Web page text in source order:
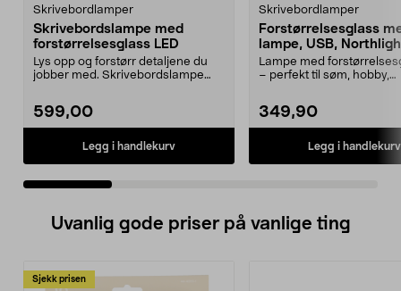
Skrivebordlamper
Skrivebordslampe med
forstørrelsesglass LED
Lys opp og forstørr detaljene du
jobber med. Skrivebordslampe
599,00
Legg i handlekurv
Skrivebordlamper
Forstørrelsesglass
lampe, USB,
Lampe med
– perfekt til søm, hobby,
349,90
Legg i handlekurv
Uvanlig gode priser på vanlige ting
Sjekk prisen